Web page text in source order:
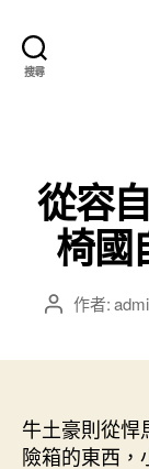
搜尋
從容
椅國
文 作者:
牛土豪則從悍
險箱的東西，